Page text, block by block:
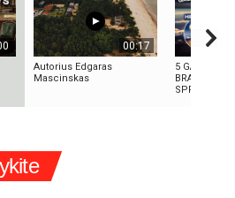
00:17
Autorius Edgaras
Mascinskas
5
SPROGIMAI